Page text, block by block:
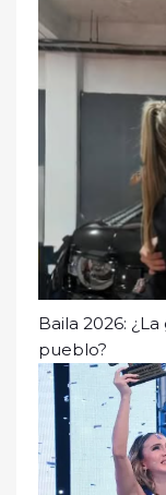
Baila 2026:
pueblo?